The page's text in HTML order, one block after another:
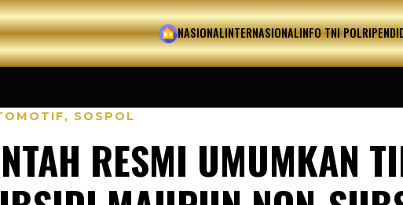
HOME
NASIONALINTERNASIONALINFO TNI POLRI
, SOSPOL
RESMI UMUMKAN